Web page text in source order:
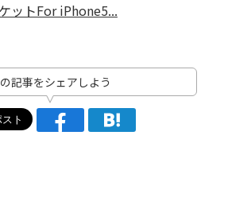
ットFor iPhone5...
記事をシェアしよう